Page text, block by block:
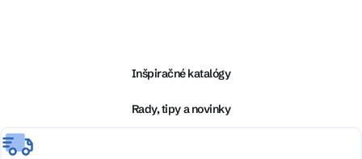
e
Inšpiračné katalógy
Rady, tipy a novinky